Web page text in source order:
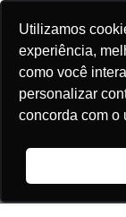
Utilizamos
experiência,
como você
personalizar
concorda com o
Mapa do
© COPYRIGHT